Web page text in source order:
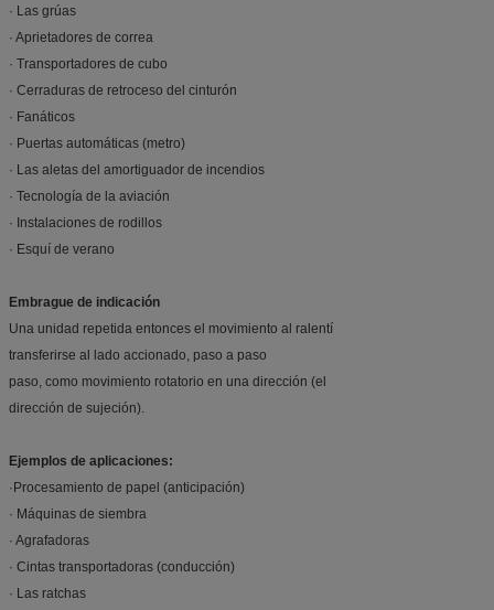
· Las grúas
· Aprietadores de correa
· Transportadores de cubo
· Cerraduras de retroceso del cinturón
· Fanáticos
· Puertas automáticas (metro)
· Las aletas del amortiguador de incendios
· Tecnología de la aviación
· Instalaciones de rodillos
· Esquí de verano
Embrague de indicación
Una unidad repetida entonces el movimiento al ralentí
transferirse al lado accionado, paso a paso
paso, como movimiento rotatorio en una dirección (el
dirección de sujeción).
Ejemplos de aplicaciones:
·Procesamiento de papel (anticipación)
· Máquinas de siembra
· Agrafadoras
· Cintas transportadoras (conducción)
· Las ratchas